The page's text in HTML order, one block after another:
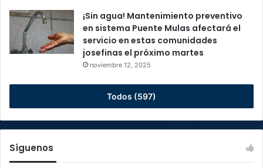
¡Sin agua! Mantenimiento preventivo
en sistema Puente Mulas afectará el
servicio en estas comunidades
josefinas el próximo martes
noviembre 12, 2025
Todos (597)
Síguenos